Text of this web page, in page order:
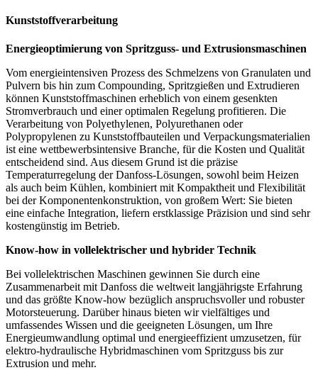
Kunststoffverarbeitung
Energieoptimierung von Spritzguss- und Extrusionsmaschinen
Vom energieintensiven Prozess des Schmelzens von Granulaten und
Pulvern bis hin zum Compounding, Spritzgießen und Extrudieren
können Kunststoffmaschinen erheblich von einem gesenkten
Stromverbrauch und einer optimalen Regelung profitieren. Die
Verarbeitung von Polyethylenen, Polyurethanen oder
Polypropylenen zu Kunststoffbauteilen und Verpackungsmaterialien
ist eine wettbewerbsintensive Branche, für die Kosten und Qualität
entscheidend sind. Aus diesem Grund ist die präzise
Temperaturregelung der Danfoss-Lösungen, sowohl beim Heizen
als auch beim Kühlen, kombiniert mit Kompaktheit und Flexibilität
bei der Komponentenkonstruktion, von großem Wert: Sie bieten
eine einfache Integration, liefern erstklassige Präzision und sind sehr
kostengünstig im Betrieb.
Know-how in vollelektrischer und hybrider Technik
Bei vollelektrischen Maschinen gewinnen Sie durch eine
Zusammenarbeit mit Danfoss die weltweit langjährigste Erfahrung
und das größte Know-how bezüglich anspruchsvoller und robuster
Motorsteuerung. Darüber hinaus bieten wir vielfältiges und
umfassendes Wissen und die geeigneten Lösungen, um Ihre
Energieumwandlung optimal und energieeffizient umzusetzen, für
elektro-hydraulische Hybridmaschinen vom Spritzguss bis zur
Extrusion und mehr.